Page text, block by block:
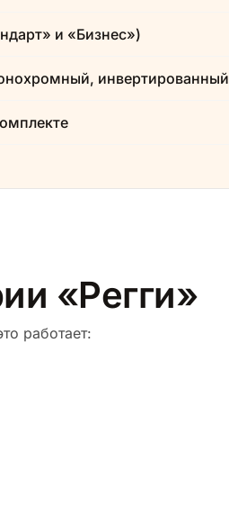
и «Бизнес»)
инвертированный
«Регги»
работает: